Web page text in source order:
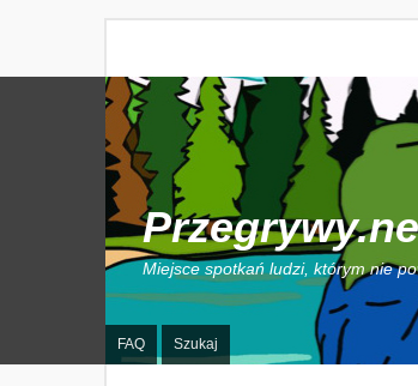
Miejsce spotkań ludzi, którym nie
FAQ Szukaj